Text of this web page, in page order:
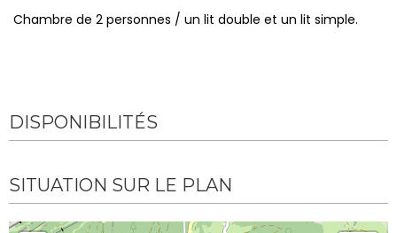
Chambre de 2 personnes / un lit double et un lit simple.
DISPONIBILITÉS
SITUATION SUR LE PLAN